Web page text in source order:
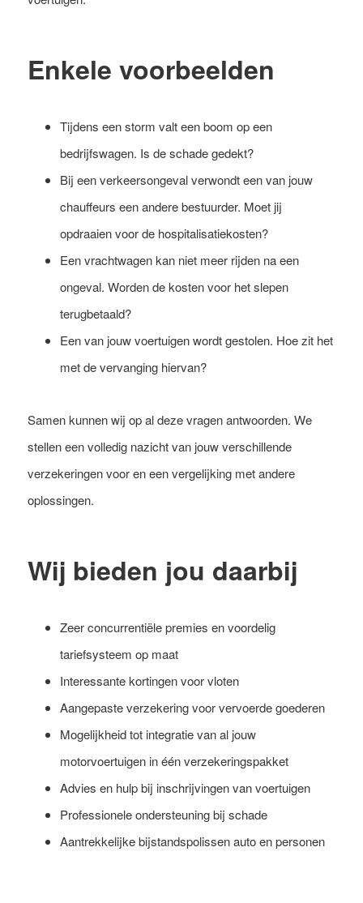
Enkele voorbeelden
Tijdens een storm valt een boom op een
bedrijfswagen. Is de schade gedekt?
Bij een verkeersongeval verwondt een van jouw
chauffeurs een andere bestuurder. Moet jij
opdraaien voor de hospitalisatiekosten?
Een vrachtwagen kan niet meer rijden na een
ongeval. Worden de kosten voor het slepen
terugbetaald?
Een van jouw voertuigen wordt gestolen. Hoe zit het
met de vervanging hiervan?
Samen kunnen wij op al deze vragen antwoorden. We
stellen een volledig nazicht van jouw verschillende
verzekeringen voor en een vergelijking met andere
oplossingen.
Wij bieden jou daarbij
Zeer concurrentiële premies en voordelig
tariefsysteem op maat
Interessante kortingen voor vloten
Aangepaste verzekering voor vervoerde goederen
Mogelijkheid tot integratie van al jouw
motorvoertuigen in één verzekeringspakket
Advies en hulp bij inschrijvingen van voertuigen
Professionele ondersteuning bij schade
Aantrekkelijke bijstandspolissen auto en personen